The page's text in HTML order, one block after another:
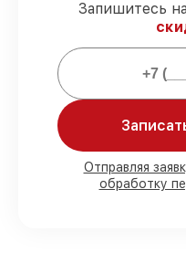
защищены
Мы
заказов
присутствии
90%
установке в
Запишитесь
Отправляя
обработку